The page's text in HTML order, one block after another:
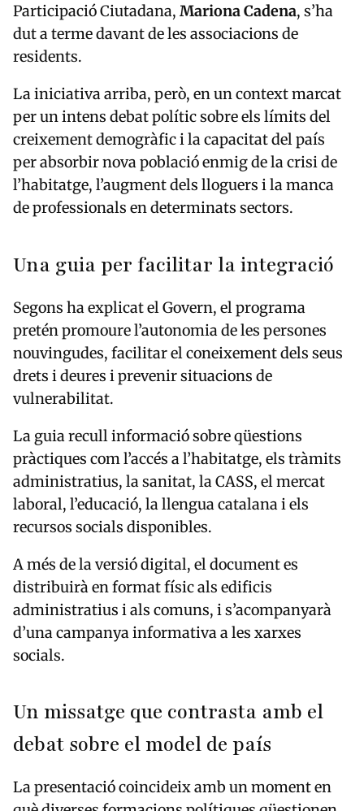
Participació Ciutadana, Mariona Cadena, s’ha
dut a terme davant de les associacions de
residents.
La iniciativa arriba, però, en un context marcat
per un intens debat polític sobre els límits del
creixement demogràfic i la capacitat del país
per absorbir nova població enmig de la crisi de
l’habitatge, l’augment dels lloguers i la manca
de professionals en determinats sectors.
Una guia per facilitar la integració
Segons ha explicat el Govern, el programa
pretén promoure l’autonomia de les persones
nouvingudes, facilitar el coneixement dels seus
drets i deures i prevenir situacions de
vulnerabilitat.
La guia recull informació sobre qüestions
pràctiques com l’accés a l’habitatge, els tràmits
administratius, la sanitat, la CASS, el mercat
laboral, l’educació, la llengua catalana i els
recursos socials disponibles.
A més de la versió digital, el document es
distribuirà en format físic als edificis
administratius i als comuns, i s’acompanyarà
d’una campanya informativa a les xarxes
socials.
Un missatge que contrasta amb el
debat sobre el model de país
La presentació coincideix amb un moment en